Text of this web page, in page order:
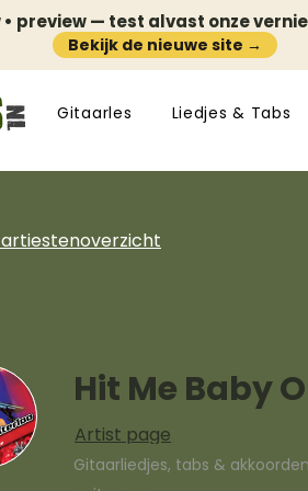
• preview — test alvast onze
Bekijk de nieuwe site →
Gitaarles Liedjes & Tabs
Hit Me Baby
Artist page
Gitaarliedjes, tabs &